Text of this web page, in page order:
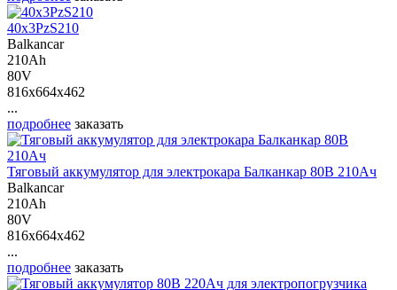
40х3PzS210
Balkancar
210Ah
80V
816x664x462
...
подробнее заказать
Тяговый аккумулятор для электрокара Балканкар 80В 210Ач
Balkancar
210Ah
80V
816x664x462
...
подробнее заказать